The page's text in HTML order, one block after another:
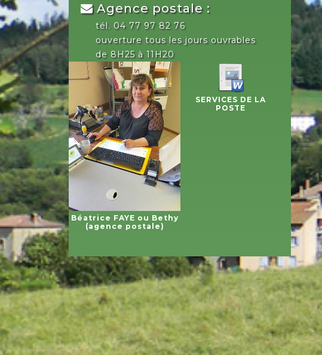
Agence postale :
tél. 04 77 97 82 76
ouverture tous les jours ouvrables
de 8H25 à 11H20
Béatrice FAYE ou Bethy
(agence postale)
SERVICES DE LA
POSTE